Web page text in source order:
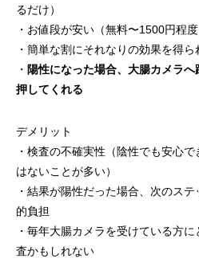
るだけ）
・お値段が安い（無料〜1500円程度
・簡単な割にそれなりの効果を得ら
・ 陽性になった場合、大腸カメラ
押してくれる
デメリット
・検査の不確実性（陰性でも安心
はないことが多い）
・結果が陽性だった場合、次のス
的負担
・毎年大腸カメラを受けている方
査かもしれない